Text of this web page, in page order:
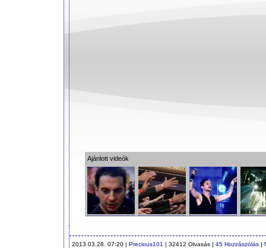
Ajánlott videók
2013.03.28. 07:20 | Precious101 | 32412 Olvasás | 45 Hozzászólás |